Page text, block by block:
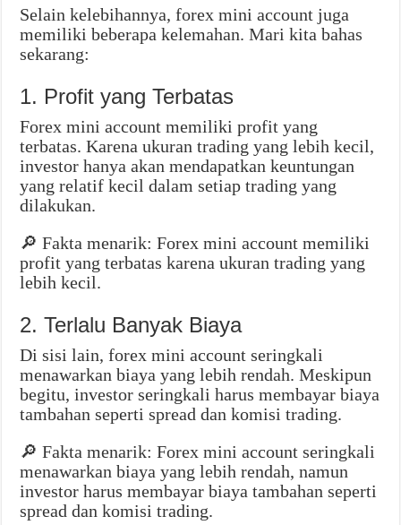
Selain kelebihannya, forex mini account juga
memiliki beberapa kelemahan. Mari kita bahas
sekarang:
1. Profit yang Terbatas
Forex mini account memiliki profit yang
terbatas. Karena ukuran trading yang lebih kecil,
investor hanya akan mendapatkan keuntungan
yang relatif kecil dalam setiap trading yang
dilakukan.
🔎 Fakta menarik: Forex mini account memiliki
profit yang terbatas karena ukuran trading yang
lebih kecil.
2. Terlalu Banyak Biaya
Di sisi lain, forex mini account seringkali
menawarkan biaya yang lebih rendah. Meskipun
begitu, investor seringkali harus membayar biaya
tambahan seperti spread dan komisi trading.
🔎 Fakta menarik: Forex mini account seringkali
menawarkan biaya yang lebih rendah, namun
investor harus membayar biaya tambahan seperti
spread dan komisi trading.